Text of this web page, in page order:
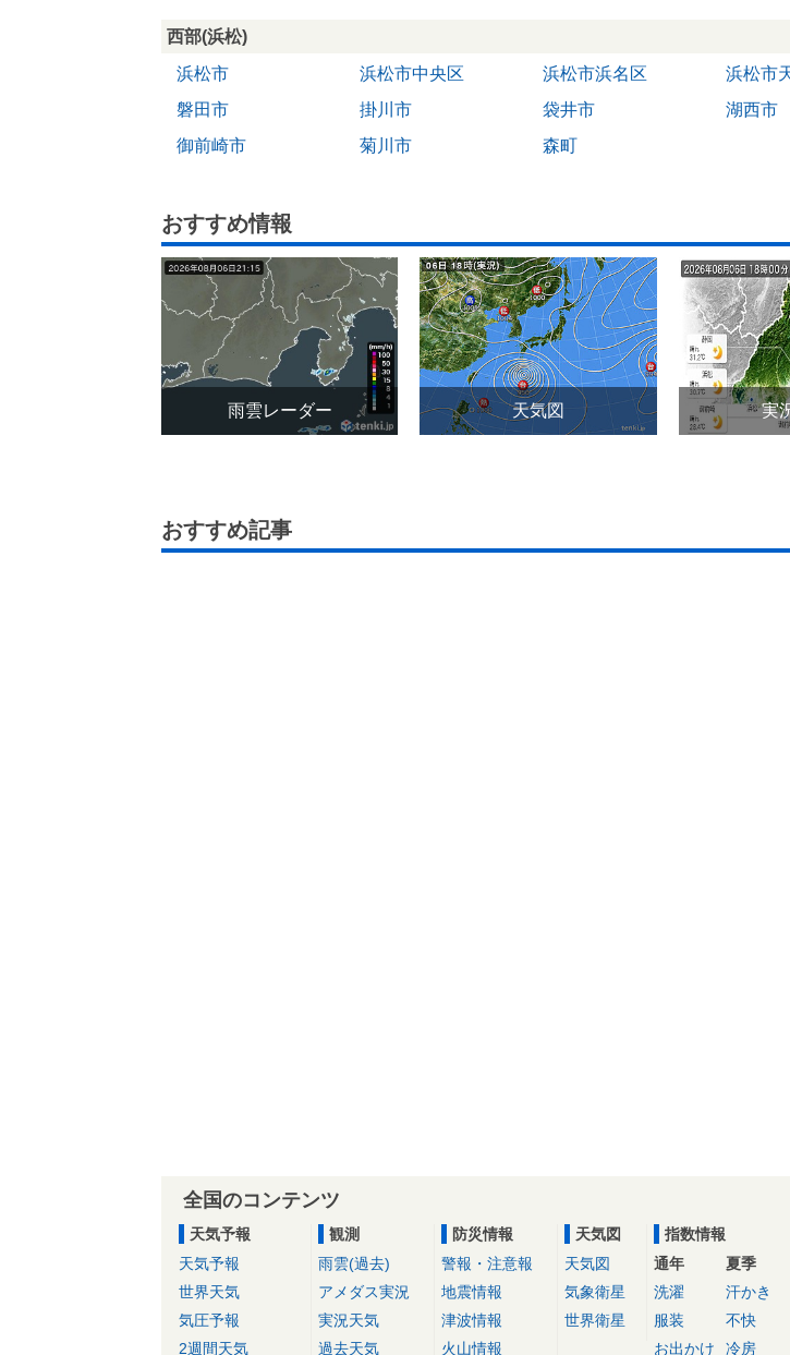
西部(浜松)
浜松市
浜松市中央区 浜松市浜名区
浜松市
磐田市
掛川市 袋井市
湖西市
御前崎市
菊川市 森町
おすすめ情報
雨雲レーダー 天気図 実
おすすめ記事
全国のコンテンツ
天気予報
天気予報
世界天気
気圧予報
2週間天気
観測
雨雲(過去)
アメダス実況
実況天気
過去天気
防災情報
警報・注意報
地震情報
津波情報
火山情報
天気図
天気図
気象衛星
世界衛星
指数情報
通年
洗濯
服装
お出かけ
夏季
汗かき
不快
冷房